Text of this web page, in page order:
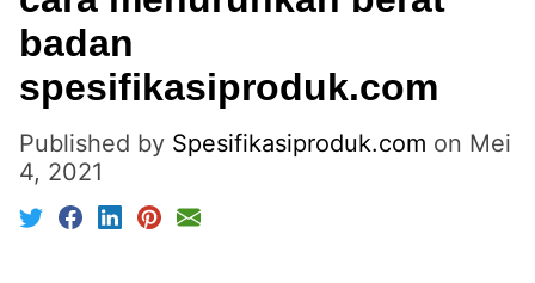
badan
spesifikasiproduk.com
Published by Spesifikasiproduk.com on Mei
4, 2021